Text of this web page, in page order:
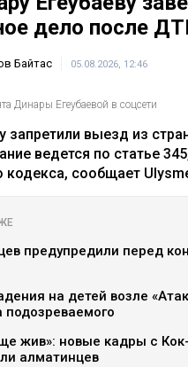
дело после
Байтас 05.08.2026, 12:46
Динары Егеубаевой в соцсети
запретили выезд из
ведется по статье
кодекса, сообщает
предупредили перед
на детей возле
жив»: новые кадры с
алматинцев